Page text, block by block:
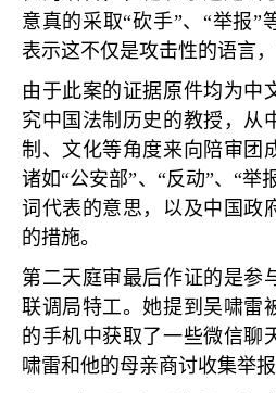
意真的采取“砍手”、“举报”
表示这不仅是攻击性的语言，
由于此案的证据原件均为中
究中国法制历史的教授，从
制、文化等角度来向陪审团
诸如“公安部”、“反动”、“举
词代表的意思，以及中国政
的措施。
第二天庭审最后作证的是参
联调局特工。她提到吴啸雷
的手机中获取了一些微信聊
啸雷和他的母亲商讨收集举报